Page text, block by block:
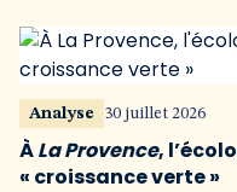
Analyse 30 juillet 2026
ÀLa Provence,
« croissance verte »